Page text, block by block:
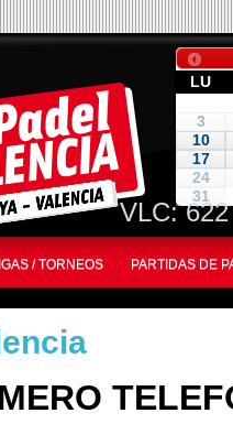
LU
3
10
17
24
31
VLC:
/ TORNEOS PARTIDAS DE